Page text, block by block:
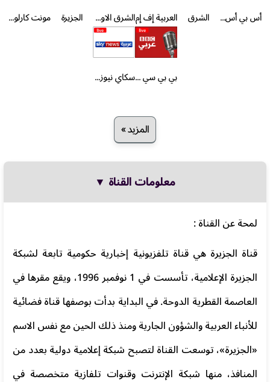
أس بي أس عربي الشرق العربية إف إم الشرق الاوسط - كندا الجزيرة مونت كارلو الدولية
بي بي سي عربي سكاي نيوز عربية
المزيد »
معلومات القناة ▼
لمحة عن القناة :
قناة الجزيرة هي قناة تلفزيونية إخبارية حكومية تابعة لشبكة
الجزيرة الإعلامية، تأسست في 1 نوفمبر 1996، ويقع مقرها في
العاصمة القطرية الدوحة. في البداية بدأت بوصفها قناة فضائية
للأنباء العربية والشؤون الجارية ومنذ ذلك الحين مع نفس الاسم
«الجزيرة»، توسعت القناة لتصبح شبكة إعلامية دولية بعدد من
المنافذ، منها شبكة الإنترنت وقنوات تلفازية متخصصة في